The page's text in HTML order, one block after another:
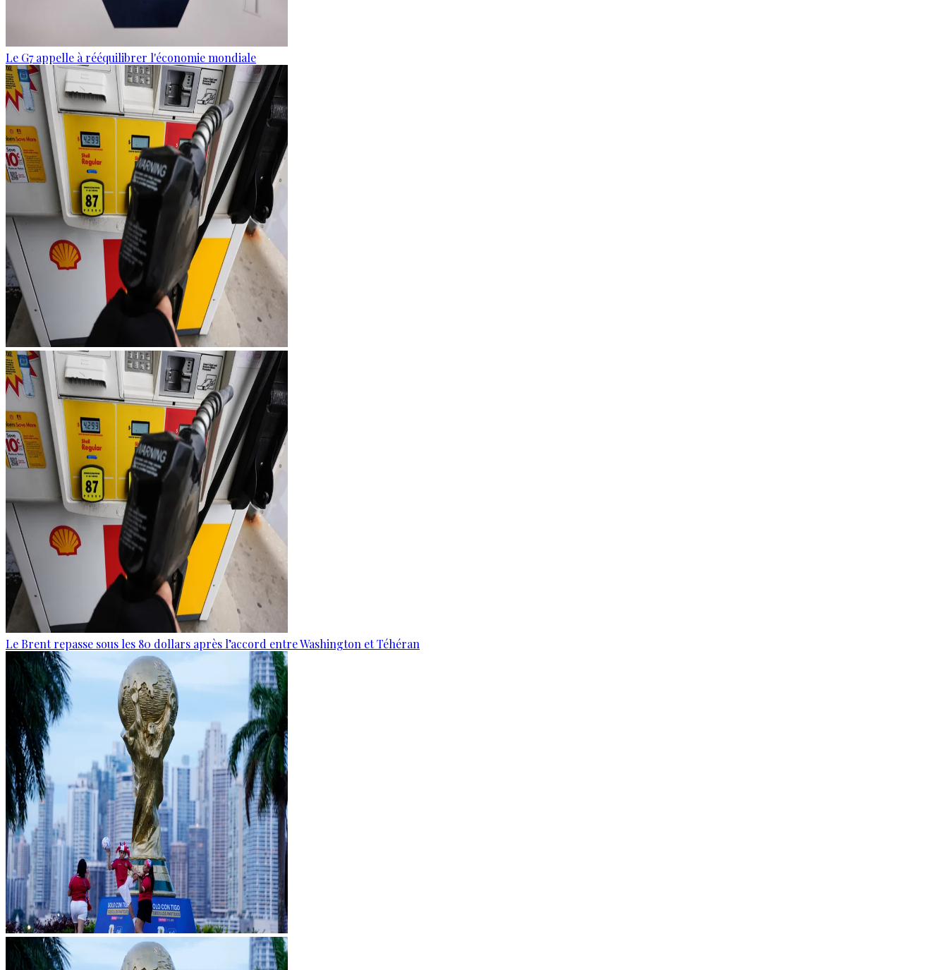
Le G7 appelle à rééquilibrer l'économie mondiale
Le Brent repasse sous les 80 dollars après l’accord entre Washington et Téhéran